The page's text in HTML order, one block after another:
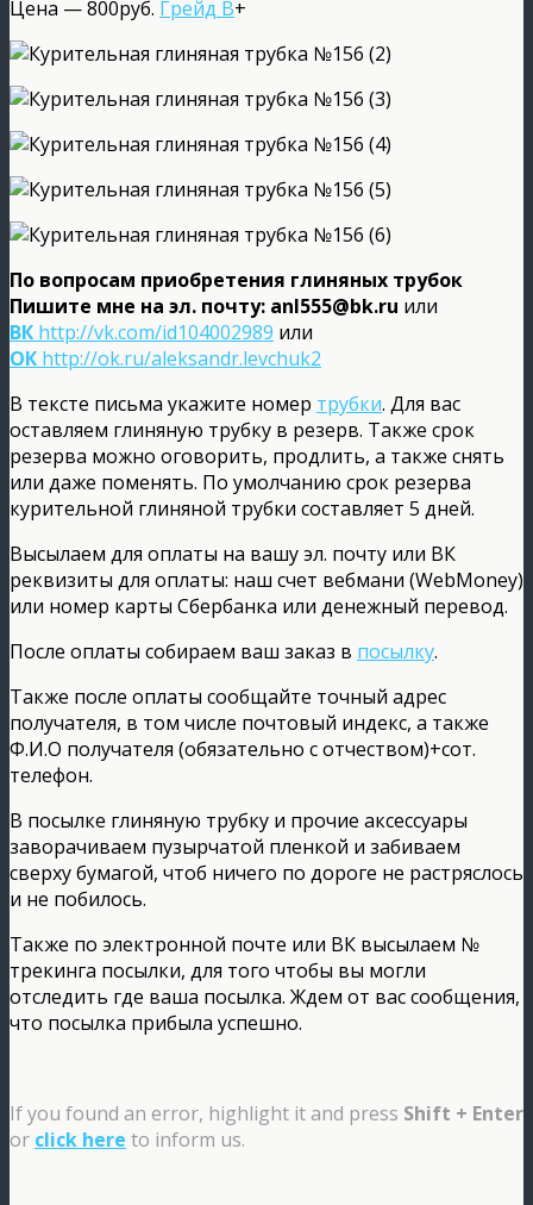
Цена — 800руб. Грейд В+
По вопросам приобретения глиняных трубок
Пишите мне на эл. почту: anl555@bk.ru или
ВК http://vk.com/id104002989 или
ОК http://ok.ru/aleksandr.levchuk2
В тексте письма укажите номер трубки. Для вас
оставляем глиняную трубку в резерв. Также срок
резерва можно оговорить, продлить, а также снять
или даже поменять. По умолчанию срок резерва
курительной глиняной трубки составляет 5 дней.
Высылаем для оплаты на вашу эл. почту или ВК
реквизиты для оплаты: наш счет вебмани (WebMoney)
или номер карты Сбербанка или денежный перевод.
После оплаты собираем ваш заказ в посылку.
Также после оплаты сообщайте точный адрес
получателя, в том числе почтовый индекс, а также
Ф.И.О получателя (обязательно с отчеством)+сот.
телефон.
В посылке глиняную трубку и прочие аксессуары
заворачиваем пузырчатой пленкой и забиваем
сверху бумагой, чтоб ничего по дороге не растряслось
и не побилось.
Также по электронной почте или ВК высылаем №
трекинга посылки, для того чтобы вы могли
отследить где ваша посылка. Ждем от вас сообщения,
что посылка прибыла успешно.
If you found an error, highlight it and press Shift + Enter
or click here to inform us.